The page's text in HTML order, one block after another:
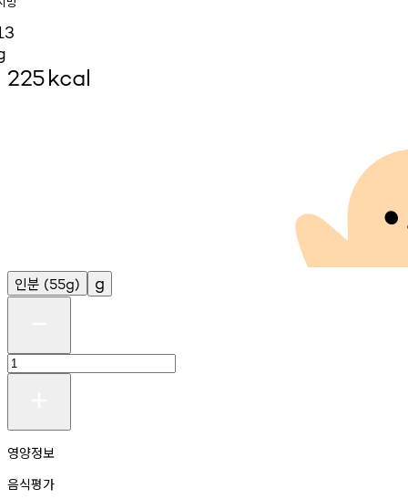
225kcal
인분 (55g) g
영양정보
음식평가